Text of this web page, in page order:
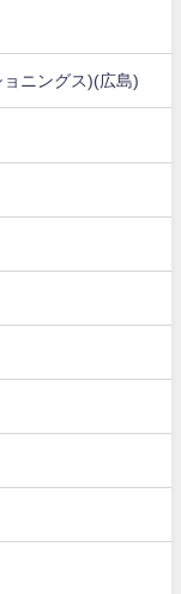
ニングス)(広島)